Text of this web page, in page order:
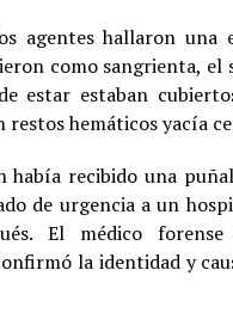
agentes hallaron una
como sangrienta, el
estar estaban
restos hemáticos yacía
había recibido una
de urgencia a un
El médico
la identidad y